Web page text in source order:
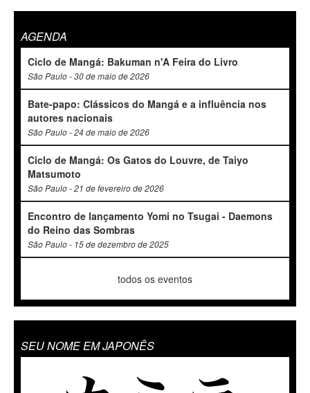
AGENDA
Ciclo de Mangá: Bakuman n'A Feira do Livro
São Paulo - 30 de maio de 2026
Bate-papo: Clássicos do Mangá e a influência nos
autores nacionais
São Paulo - 24 de maio de 2026
Ciclo de Mangá: Os Gatos do Louvre, de Taiyo
Matsumoto
São Paulo - 21 de fevereiro de 2026
Encontro de lançamento Yomi no Tsugai - Daemons
do Reino das Sombras
São Paulo - 15 de dezembro de 2025
todos os eventos
SEU NOME EM JAPONÊS